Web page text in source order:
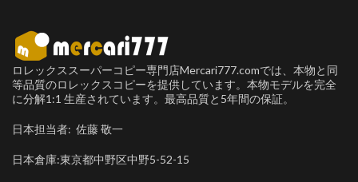
ロレックススーパーコピー専門店Mercari777.comでは、本物と同
等品質のロレックスコピーを提供しています。本物モデルを完全
に分解1:1 生産されています。最高品質と5年間の保証。
日本担当者: 佐藤 敬一
日本倉庫:東京都中野区中野5-52-15